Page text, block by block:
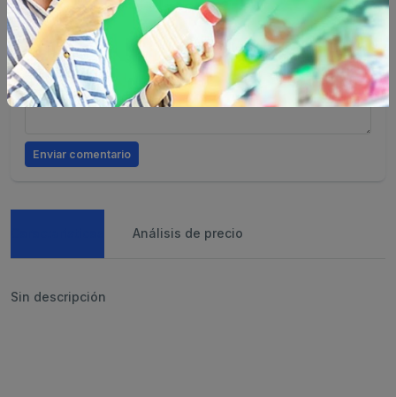
Comentario
Enviar comentario
Análisis de precio
Sin descripción